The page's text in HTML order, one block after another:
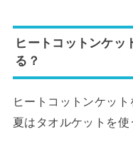
ヒートコットンケッ
る？
ヒートコットンケッ
夏はタオルケットを使